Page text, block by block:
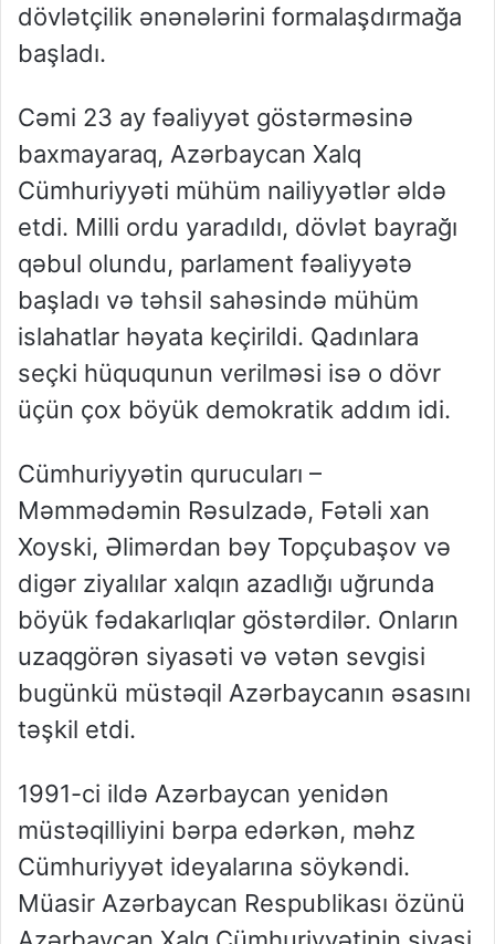
dövlətçilik ənənələrini formalaşdırmağa
başladı.
Cəmi 23 ay fəaliyyət göstərməsinə
baxmayaraq, Azərbaycan Xalq
Cümhuriyyəti mühüm nailiyyətlər əldə
etdi. Milli ordu yaradıldı, dövlət bayrağı
qəbul olundu, parlament fəaliyyətə
başladı və təhsil sahəsində mühüm
islahatlar həyata keçirildi. Qadınlara
seçki hüququnun verilməsi isə o dövr
üçün çox böyük demokratik addım idi.
Cümhuriyyətin qurucuları –
Məmmədəmin Rəsulzadə, Fətəli xan
Xoyski, Əlimərdan bəy Topçubaşov və
digər ziyalılar xalqın azadlığı uğrunda
böyük fədakarlıqlar göstərdilər. Onların
uzaqgörən siyasəti və vətən sevgisi
bugünkü müstəqil Azərbaycanın əsasını
təşkil etdi.
1991-ci ildə Azərbaycan yenidən
müstəqilliyini bərpa edərkən, məhz
Cümhuriyyət ideyalarına söykəndi.
Müasir Azərbaycan Respublikası özünü